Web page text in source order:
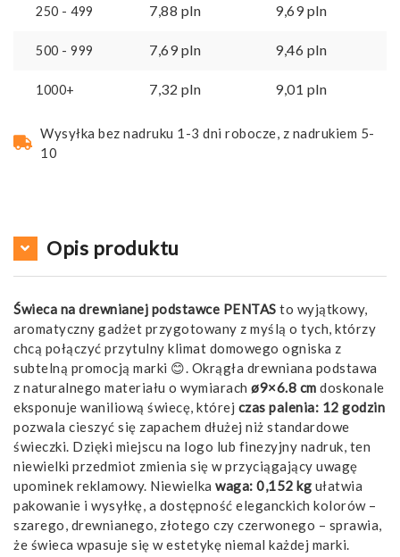
250 - 499 7,88 pln 9,69pln
500 - 999 7,69pln 9,46 pln
1000+ 7,32 pln 9,01 pln
Wysyłka bez nadruku 1-3 dni robocze, z nadrukiem 5-
10
Opis produktu
Świeca na drewnianej podstawce PENTAS to wyjątkowy,
aromatyczny gadżet przygotowany z myślą o tych, którzy
chcą połączyć przytulny klimat domowego ogniska z
subtelną promocją marki 😊. Okrągła drewniana podstawa
z naturalnego materiału o wymiarach ø9×6.8 cm doskonale
eksponuje waniliową świecę, której czas palenia: 12 godzin
pozwala cieszyć się zapachem dłużej niż standardowe
świeczki. Dzięki miejscu na logo lub finezyjny nadruk, ten
niewielki przedmiot zmienia się w przyciągający uwagę
upominek reklamowy. Niewielka waga: 0,152 kg ułatwia
pakowanie i wysyłkę, a dostępność eleganckich kolorów –
szarego, drewnianego, złotego czy czerwonego – sprawia,
że świeca wpasuje się w estetykę niemal każdej marki.